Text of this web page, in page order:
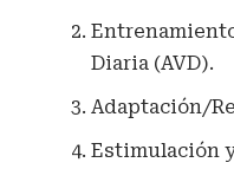
Diaria (AVD).
Adaptación/
Estimulación